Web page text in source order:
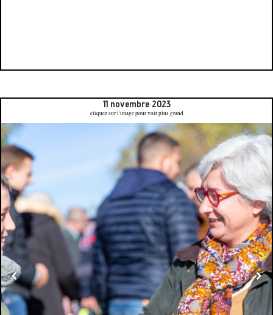
11 novembre 2023
cliquez sur l'image pour voir plus grand